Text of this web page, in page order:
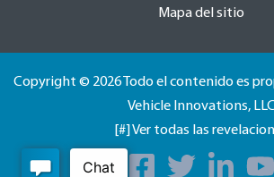
Mapa del sitio
Copyright © 2026 Todo el contenido es
Vehicle Innovations, LLC
[#] Ver todas las